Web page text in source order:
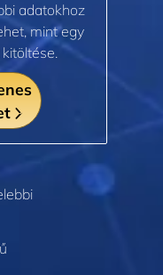
adatokhoz
mint egy